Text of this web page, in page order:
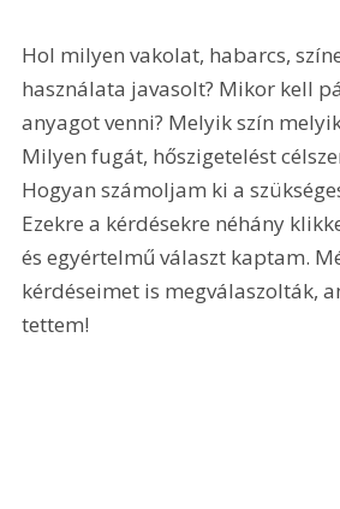
Hol milyen vakolat, habarcs,
használata javasolt? Mikor kell
anyagot venni? Melyik szín
Milyen fugát, hőszigetelést
Hogyan számoljam ki a
Ezekre a kérdésekre néhány
és egyértelmű választ kaptam.
kérdéseimet is megválaszolták,
tettem!